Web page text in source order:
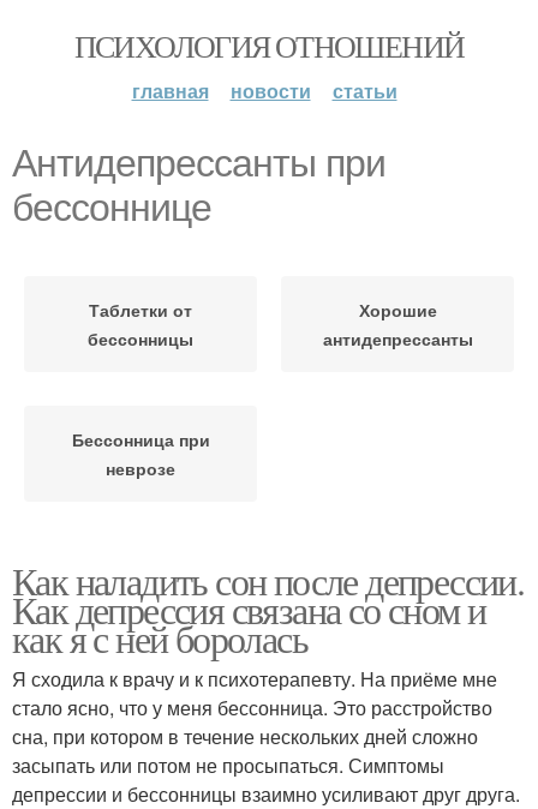
ПСИХОЛОГИЯ ОТНОШЕНИЙ
главная новости статьи
Антидепрессанты при
бессоннице
Таблетки от
бессонницы
Хорошие
антидепрессанты
Бессонница при
неврозе
Как наладить сон после депрессии.
Как депрессия связана со сном и
как я с ней боролась
Я сходила к врачу и к психотерапевту. На приёме мне
стало ясно, что у меня бессонница. Это расстройство
сна, при котором в течение нескольких дней сложно
засыпать или потом не просыпаться. Симптомы
депрессии и бессонницы взаимно усиливают друг друга.